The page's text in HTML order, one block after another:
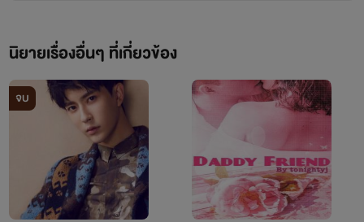
เริ่มเขียนนิยายเมื่อ 3/10/59
นิยายเรื่องอื่นๆ ที่เกี่ยวข้อง
จบ